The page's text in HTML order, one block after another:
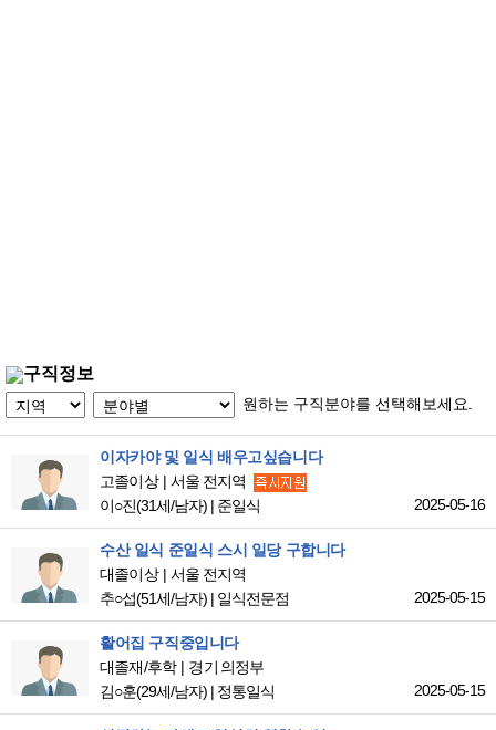
구직정보
원하는 구직분야를 선택해보세요.
이자카야 및 일식 배우고싶습니다
고졸이상
서울 전지역
이○진(31세/남자) | 준일식 2025-05-16
수산 일식 준일식 스시 일당 구합니다
대졸이상
서울 전지역
추○섭(51세/남자) | 일식전문점 2025-05-15
활어집 구직중입니다
대졸재/후학
경기 의정부
김○훈(29세/남자) | 정통일식 2025-05-15